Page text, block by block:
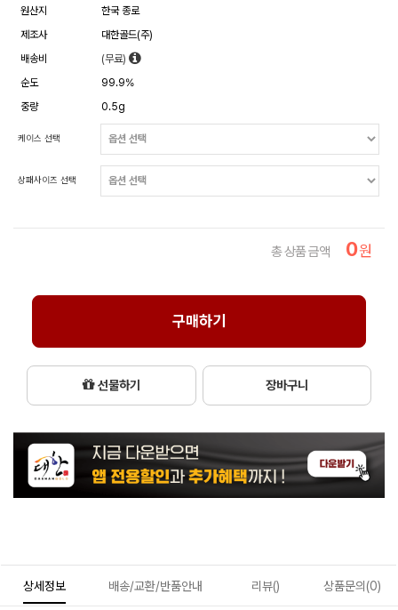
원산지
한국 종로
제조사
대한골드(주)
배송비
(무료)
순도
99.9%
중량
0.5g
케이스 선택
상패사이즈 선택
총 상품 금액 0원
구매하기
선물하기 장바구니
상세정보 배송/교환/반품안내 리뷰() 상품문의(0)